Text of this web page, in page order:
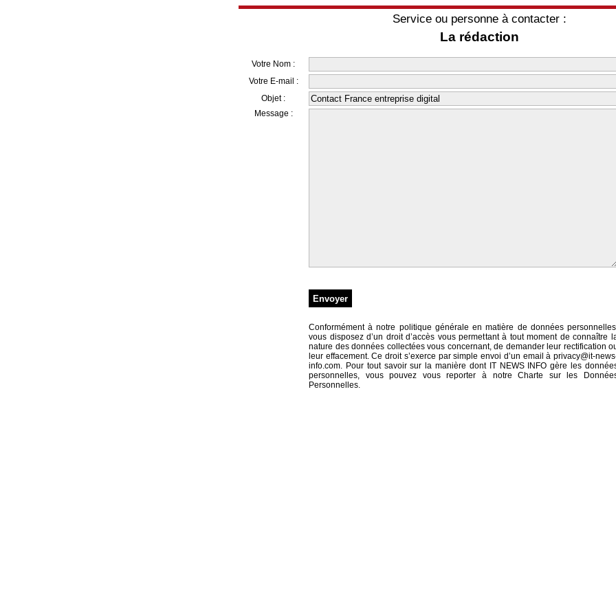
Service ou personne à contacter :
La rédaction
Votre Nom :
Votre E-mail :
Objet :
Message :
Conformément à notre politique générale en matière de données
vous disposez d’un droit d’accès vous permettant à tout moment de connaître
nature des données collectées vous concernant, de demander leur rectification
leur effacement. Ce droit s’exerce par simple envoi d’un email à privacy@it-
info.com. Pour tout savoir sur la manière dont IT NEWS INFO gère les
personnelles, vous pouvez vous reporter à notreCharte sur les
Personnelles.